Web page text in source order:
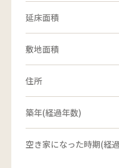
延床面積
敷地面積
住所
築年(経過年数)
空き家になった時期(経